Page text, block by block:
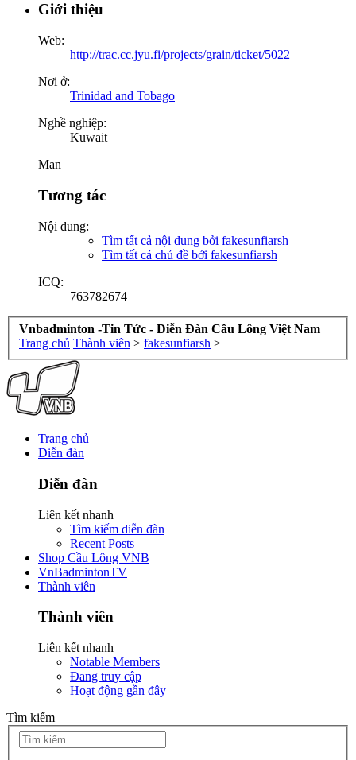
Giới thiệu
Web:
http://trac.cc.jyu.fi/projects/grain/ticket/5022
Nơi ở:
Trinidad and Tobago
Nghề nghiệp:
Kuwait
Man
Tương tác
Nội dung:
Tìm tất cả nội dung bởi fakesunfiarsh
Tìm tất cả chủ đề bởi fakesunfiarsh
ICQ:
763782674
Vnbadminton -Tin Tức - Diễn Đàn Cầu Lông Việt Nam
Trang chủ Thành viên > fakesunfiarsh >
Trang chủ
Diễn đàn
Diễn đàn
Liên kết nhanh
Tìm kiếm diễn đàn
Recent Posts
Shop Cầu Lông VNB
VnBadmintonTV
Thành viên
Thành viên
Liên kết nhanh
Notable Members
Đang truy cập
Hoạt động gần đây
Tìm kiếm